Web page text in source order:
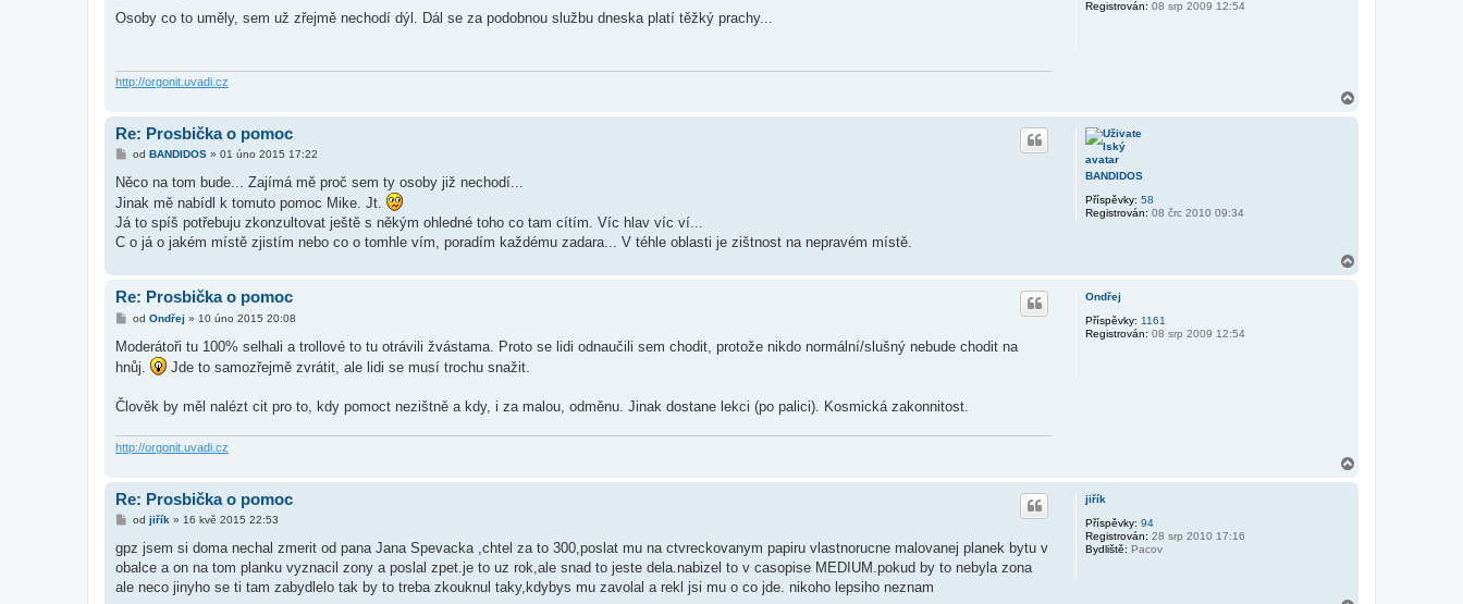
Registrován: 08 srp 2009 12:54
í
e
Osoby co to uměly, sem už zřejmě nechodí dýl. Dál se za podobnou službu dneska platí těžký prachy...
http://orgonit.uvadi.cz
BANDIDOS
Příspěvky: 58
Registrován: 08 črc 2010 09:34
Re: Prosbička o pomoc
P
í
p
ě
e
od BANDIDOS» 01 úno 2015 17:22
Něco na tom bude... Zajímá mě proč sem ty osoby již nechodí...
Jinak mě nabídl k tomuto pomoc Mike. Jt.
Já to spíš potřebuju zkonzultovat ještě s někým ohledné toho co tam cítím. Víc hlav víc ví...
C o já o jakém místě zjistím nebo co o tomhle vím, poradím každému zadara... V téhle oblasti je zištnost na nepravém místě.
Ondřej
Příspěvky: 1161
Registrován: 08 srp 2009 12:54
Re: Prosbička o pomoc
P
í
p
e
od Ondřej » 10 úno 2015 20:08
Moderátoři tu 100% selhali a trollové to tu otrávili žvástama. Proto se lidi odnaučili sem chodit, protože nikdo normální/slušný nebude chodit na
hnůj.
Jde to samozřejmě zvrátit, ale lidi se musí trochu snažit.
Člověk by měl nalézt cit pro to, kdy pomoct nezištně a kdy, i za malou, odměnu. Jinak dostane lekci (po palici). Kosmická zakonnitost.
http://orgonit.uvadi.cz
jiřík
Příspěvky: 94
Registrován: 28 srp 2010 17:16
Bydliště: Pacov
Re: Prosbička o pomoc
P
í
p
ě
od jiřík » 16 kvě 2015 22:53
gpz jsem si doma nechal zmerit od pana Jana Spevacka ,chtel za to 300,poslat mu na ctvreckovanym papiru vlastnorucne malovanej planek bytu v
obalce a on na tom planku vyznacil zony a poslal zpet.je to uz rok,ale snad to jeste dela.nabizel to v casopise MEDIUM.pokud by to nebyla zona
ale neco jinyho se ti tam zabydlelo tak by to treba zkouknul taky,kdybys mu zavolal a rekl jsi mu o co jde. nikoho lepsiho neznam